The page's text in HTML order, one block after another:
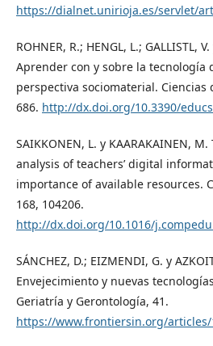
https://dialnet.unirioja.es/servlet/
ROHNER, R.; HENGL, L.; GALLISTL,
Aprender con y sobre la tecnología
perspectiva sociomaterial. Ciencias
686. http://dx.doi.org/10.3390/
SAIKKONEN, L. y KAARAKAINEN,
analysis of teachers’ digital
importance of available resources.
168, 104206.
http://dx.doi.org/10.1016/
SÁNCHEZ, D.; EIZMENDI, G. y
Envejecimiento y nuevas
Geriatría y Gerontología, 41.
https://www.frontiersin.org/articles/